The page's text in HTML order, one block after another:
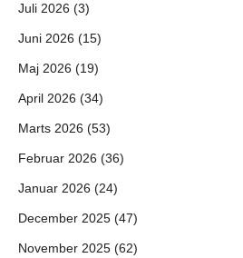
Juli 2026 (3)
Juni 2026 (15)
Maj 2026 (19)
April 2026 (34)
Marts 2026 (53)
Februar 2026 (36)
Januar 2026 (24)
December 2025 (47)
November 2025 (62)